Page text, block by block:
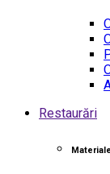
Restaurări